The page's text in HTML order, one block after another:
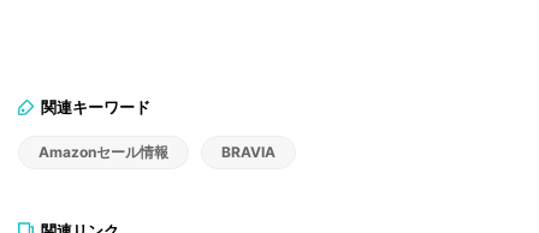
関連キーワード
Amazonセール情報 BRAVIA